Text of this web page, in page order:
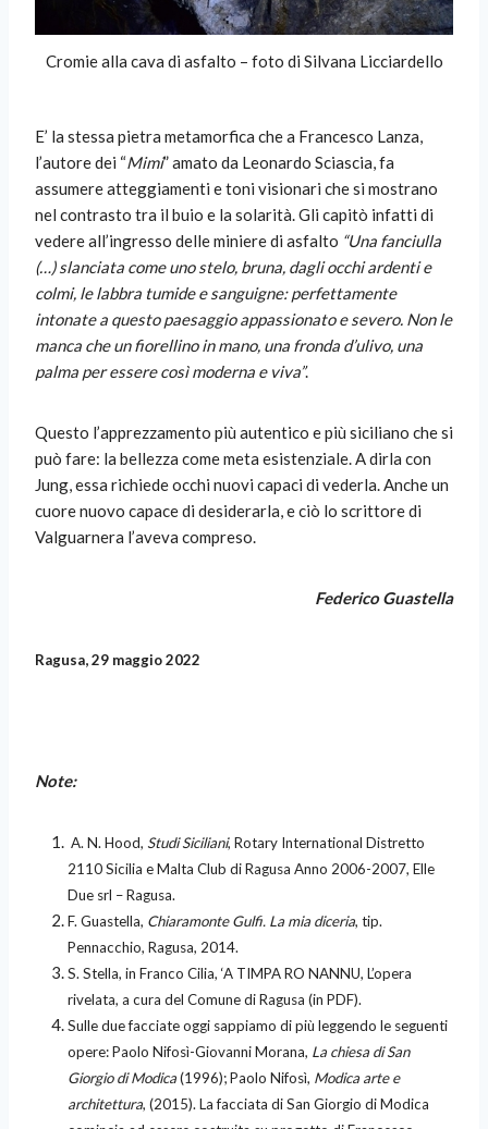
Cromie alla cava di asfalto – foto di Silvana Licciardello
E’ la stessa pietra metamorfica che a Francesco Lanza,
l’autore dei “Mimi” amato da Leonardo Sciascia, fa
assumere atteggiamenti e toni visionari che si mostrano
nel contrasto tra il buio e la solarità. Gli capitò infatti di
vedere all’ingresso delle miniere di asfalto “Una fanciulla
(…) slanciata come uno stelo, bruna, dagli occhi ardenti e
colmi, le labbra tumide e sanguigne: perfettamente
intonate a questo paesaggio appassionato e severo. Non le
manca che un fiorellino in mano, una fronda d’ulivo, una
palma per essere così moderna e viva”.
Questo l’apprezzamento più autentico e più siciliano che si
può fare: la bellezza come meta esistenziale. A dirla con
Jung, essa richiede occhi nuovi capaci di vederla. Anche un
cuore nuovo capace di desiderarla, e ciò lo scrittore di
Valguarnera l’aveva compreso.
Federico Guastella
Ragusa, 29 maggio 2022
Note:
A. N. Hood, Studi Siciliani, Rotary International Distretto
2110 Sicilia e Malta Club di Ragusa Anno 2006-2007, Elle
Due srl – Ragusa.
F. Guastella, Chiaramonte Gulfi. La mia diceria, tip.
Pennacchio, Ragusa, 2014.
S. Stella, in Franco Cilia, ‘A TIMPA RO NANNU, L’opera
rivelata, a cura del Comune di Ragusa (in PDF).
Sulle due facciate oggi sappiamo di più leggendo le seguenti
opere: Paolo Nifosì-Giovanni Morana, La chiesa di San
Giorgio di Modica(1996); Paolo Nifosì, Modica arte e
architettura, (2015). La facciata di San Giorgio di Modica